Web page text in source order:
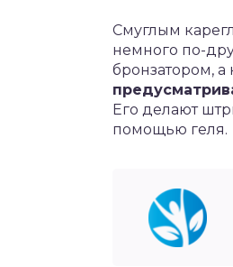
Смуглым
немного по-
бронзатором,
Его делают
помощью геля.